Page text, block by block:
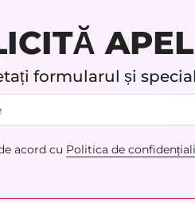
APEL
formularul și
acord cu Politica de